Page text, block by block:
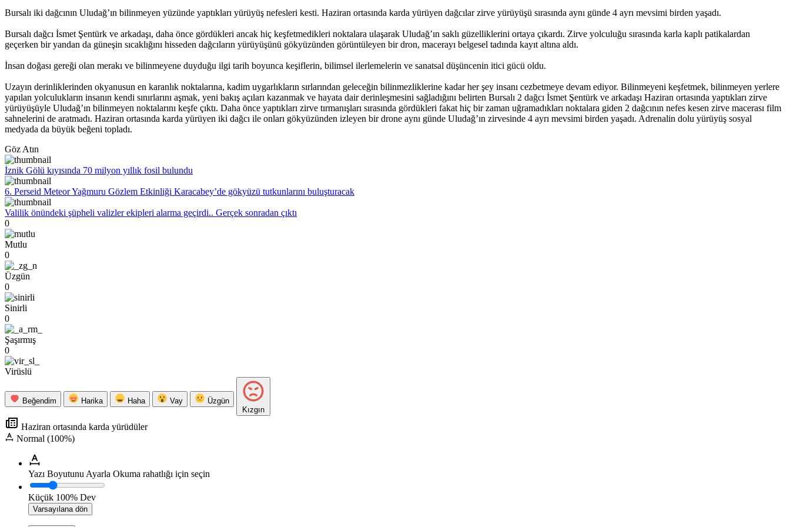
Bursalı iki dağcının Uludağ’ın bilinmeyen yüzünde yaptıkları yürüyüş nefesleri kesti. Haziran ortasında karda yürüyen dağcılar zirve yürüyüşü sırasında aynı günde 4 ayrı mevsimi birden yaşadı.
Bursalı dağcı İsmet Şentürk ve arkadaşı, daha önce gördükleri ancak hiç keşfetmedikleri noktalara ulaşarak Uludağ’ın saklı güzelliklerini ortaya çıkardı. Zirve yolculuğu sırasında karla kaplı patikalardan
geçerken bir yandan da güneşin sıcaklığını hisseden dağcıların yürüyüşünü gökyüzünden görüntüleyen bir dron, macerayı belgesel tadında kayıt altına aldı.
İnsan doğası gereği olan merakı ve bilinmeyene duyduğu ilgi tarih boyunca keşiflerin, bilimsel ilerlemelerin ve sanatsal düşüncenin itici gücü oldu.
Uzayın derinliklerinden okyanusun en karanlık noktalarına, kadim uygarlıkların sırlarından geleceğin bilinmezliklerine kadar her şey insanı cezbetmeye devam ediyor. Bilinmeyeni keşfetmek, bilinmeyen yerlere
yapılan yolculukların insanın kendi sınırlarını aşmak, yeni bakış açıları kazanmak ve hayata dair derinleşmesini sağladığını belirten Bursalı 2 dağcı İsmet Şentürk ve arkadaşı Haziran ortasında yaptıkları zirve
yürüyüşüyle Uludağ’ın bilinmeyen noktalarını keşfe çıktı. Daha önce yaptıkları zirve tırmanışları sırasında gördükleri fakat hiç bir zaman uğramadıkları noktalara giden 2 dağcının nefes kesen zirve macerası film
sahnelerini de aratmadı. Haziran ortasında karda yürüyen iki dağcı ile onları gökyüzünden izleyen bir drone aynı günde Uludağ’ın zirvesinde 4 ayrı mevsimi birden yaşadı. Adrenalin dolu yürüyüş sosyal
medyada da büyük beğeni topladı.
Göz Atın
İznik Gölü kıyısında 70 milyon yıllık fosil bulundu
6. Perseid Meteor Yağmuru Gözlem Etkinliği Karacabey’de gökyüzü tutkunlarını buluşturacak
Valilik önündeki şüpheli valizler ekipleri alarma geçirdi.. Gerçek sonradan çıktı
0
Mutlu
0
Üzgün
0
Sinirli
0
Şaşırmış
0
Virüslü
Beğendim Harika Haha Vay
Üzgün
Kızgın
Haziran ortasında karda yürüdüler
Normal (100%)
Yazı Boyutunu Ayarla Okuma rahatlığı için seçin
Küçük 100% Dev
Varsayılana dön